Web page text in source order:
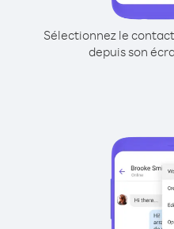
Sélectionnez le
depuis son